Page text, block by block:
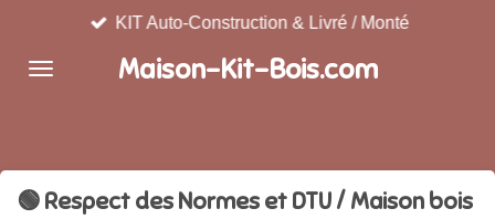
contenu
Maison-Kit-Bois.com
KIT Auto-Construction & Livré / Monté
🟢 Respect des Normes et DTU / Maison bois